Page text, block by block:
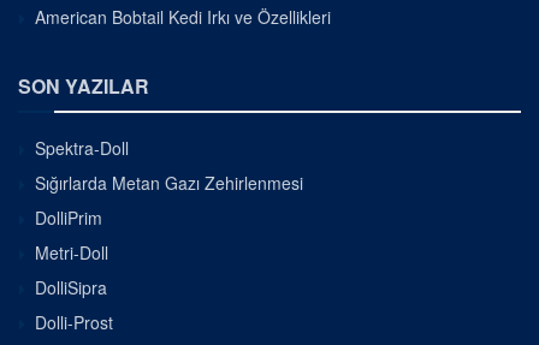
American Bobtail Kedi Irkı ve Özellikleri
SON YAZILAR
Spektra-Doll
Sığırlarda Metan Gazı Zehirlenmesi
DolliPrim
Metri-Doll
DolliSipra
Dolli-Prost